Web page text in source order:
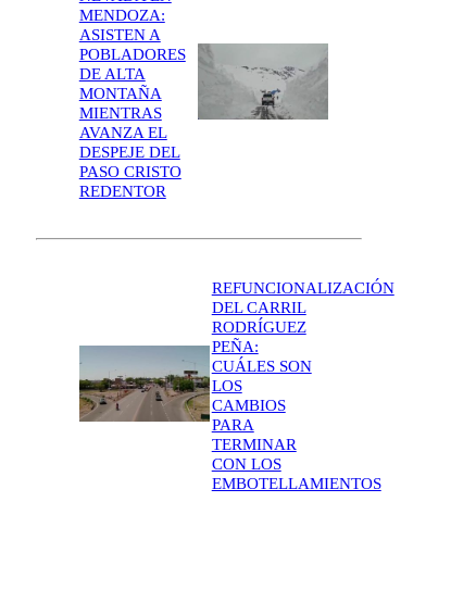
MENDOZA:
ASISTEN A
POBLADORES
DE ALTA
MONTAÑA
MIENTRAS
AVANZA EL
DESPEJE DEL
PASO CRISTO
REDENTOR
REFUNCIONALIZACIÓN
DEL CARRIL
RODRÍGUEZ
PEÑA:
CUÁLES SON
LOS
CAMBIOS
PARA
TERMINAR
CON LOS
EMBOTELLAMIENTOS